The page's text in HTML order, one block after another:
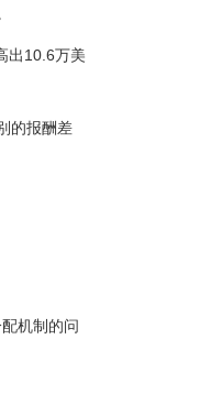
出10.6万美
的报酬差
机制的问